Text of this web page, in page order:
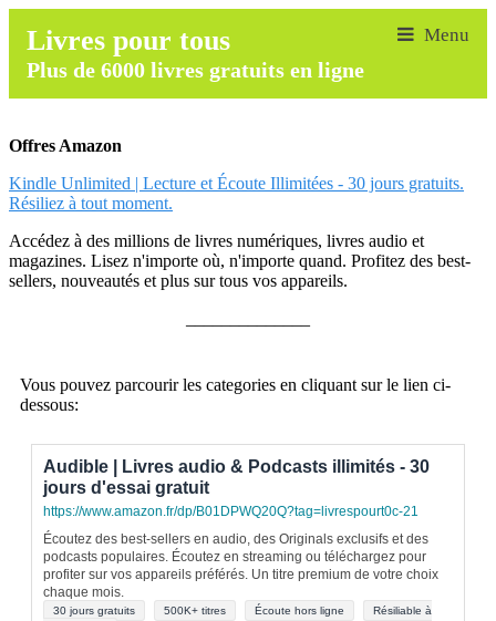
Livres pour tous
Plus de 6000 livres gratuits en ligne
Offres Amazon
Kindle Unlimited | Lecture et Écoute Illimitées - 30 jours gratuits.
Résiliez à tout moment.
Accédez à des millions de livres numériques, livres audio et
magazines. Lisez n'importe où, n'importe quand. Profitez des best-
sellers, nouveautés et plus sur tous vos appareils.
Vous pouvez parcourir les categories en cliquant sur le lien ci-
dessous:
Audible | Livres audio & Podcasts illimités - 30
jours d'essai gratuit
https://www.amazon.fr/dp/B01DPWQ20Q?tag=livrespourt0c-21
Écoutez des best-sellers en audio, des Originals exclusifs et des
podcasts populaires. Écoutez en streaming ou téléchargez pour
profiter sur vos appareils préférés. Un titre premium de votre choix
chaque mois.
30 jours gratuits 500K+ titres Écoute hors ligne
Résiliable à